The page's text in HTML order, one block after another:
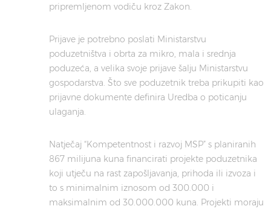
pripremljenom vodiču kroz Zakon.
Prijave je potrebno poslati Ministarstvu
poduzetništva i obrta za mikro, mala i srednja
poduzeća, a velika svoje prijave šalju Ministarstvu
gospodarstva. Što sve poduzetnik treba prikupiti kao
prijavne dokumente definira Uredba o poticanju
ulaganja.
Natječaj “Kompetentnost i razvoj MSP” s planiranih
867 milijuna kuna financirati projekte poduzetnika
koji utječu na rast zapošljavanja, prihoda ili izvoza i
to s minimalnim iznosom od 300.000 i
maksimalnim od 30.000.000 kuna. Projekti moraju